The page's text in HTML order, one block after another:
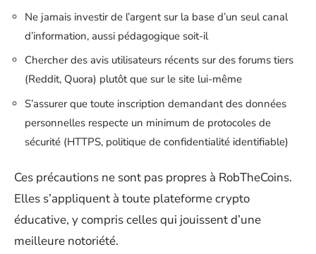
Ne jamais investir de l’argent sur la base d’un seul canal
d’information, aussi pédagogique soit-il
Chercher des avis utilisateurs récents sur des forums tiers
(Reddit, Quora) plutôt que sur le site lui-même
S’assurer que toute inscription demandant des données
personnelles respecte un minimum de protocoles de
sécurité (HTTPS, politique de confidentialité identifiable)
Ces précautions ne sont pas propres à RobTheCoins.
Elles s’appliquent à toute plateforme crypto
éducative, y compris celles qui jouissent d’une
meilleure notoriété.